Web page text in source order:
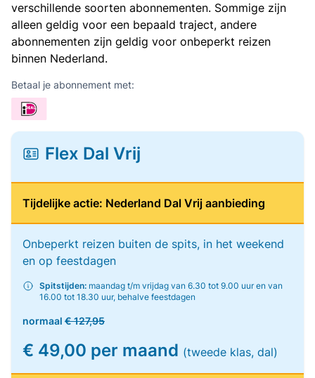
verschillende soorten abonnementen. Sommige zijn
alleen geldig voor een bepaald traject, andere
abonnementen zijn geldig voor onbeperkt reizen
binnen Nederland.
Betaal je abonnement met:
Flex Dal Vrij
Tijdelijke actie: Nederland Dal Vrij aanbieding
Onbeperkt reizen buiten de spits, in het weekend
en op feestdagen
Spitstijden: maandag t/m vrijdag van 6.30 tot 9.00 uur en van
16.00 tot 18.30 uur, behalve feestdagen
normaal € 127,95
€ 49,00 per maand (tweede klas, dal)